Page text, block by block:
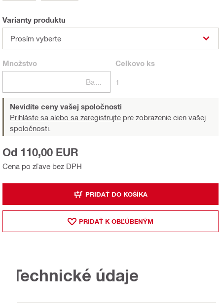
Varianty produktu
Prosím vyberte
Množstvo Celkovo ks
1
Nevidíte ceny vašej spoločnosti
Prihláste sa alebo sa zaregistrujte pre zobrazenie cien vašej
spoločnosti.
Cena po zľave bez DPH
Od 110,00 EUR
PRIDAŤ DO KOŠÍKA
PRIDAŤ K OBĽÚBENÝM
Technické údaje